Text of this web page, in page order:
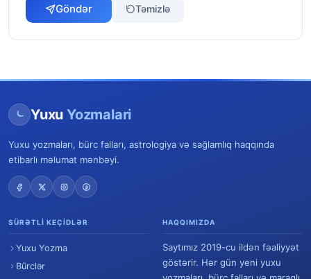
Göndər Təmizlə
Yuxu Yozmalari
Yuxu yozmaları, bürc falları, astrologiya və sağlamlıq haqqında
etibarlı məlumat mənbəyi.
SÜRƏTLI KEÇIDLƏR
Yuxu Yozma
Bürclər
HAQQIMIZDA
Saytımız 2019-cu ildən fəaliyyət
göstərir. Hər gün yeni yuxu